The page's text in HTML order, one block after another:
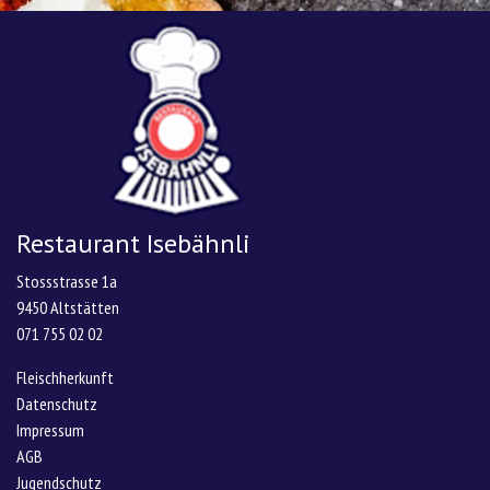
Restaurant Isebähnli
Stossstrasse 1a
9450 Altstätten
071 755 02 02
Fleischherkunft
Datenschutz
Impressum
AGB
Jugendschutz